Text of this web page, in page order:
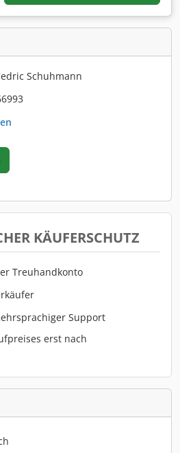
Schuhmann
KÄUFERSCHUTZ
Treuhandkonto
Support
erst nach